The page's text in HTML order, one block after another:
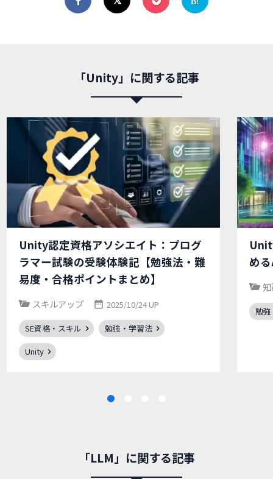
「Unity」に関する記事
Unity認定資格アソシエイト：プログ
ラマー試験の受験体験記【勉強法・難
易度・合格ポイントまとめ】
スキルアップ 2025/10/24 UP
SE資格・スキル
勉強・学習法
Unity
め
勉
「LLM」に関する記事